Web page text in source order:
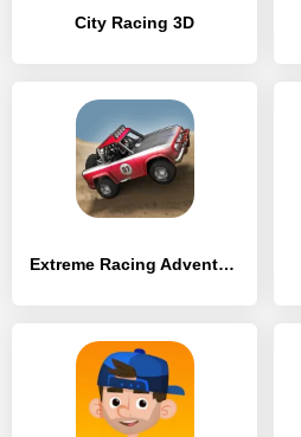
City Racing 3D
Extreme Racing Adventure